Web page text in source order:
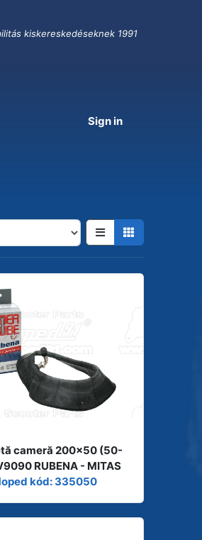
kiskereskedéseknek 1991
Sign in
cameră 200x50 (50-
RUBENA - MITAS
kód: 335050